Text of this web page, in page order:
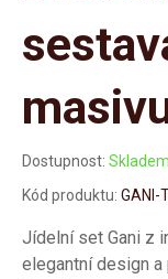
Dostupnost:
Kód produktu: GANI-
Jídelní set Gani z
elegantní design